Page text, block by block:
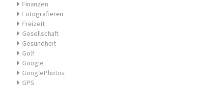
Finanzen
Fotografieren
Freizeit
Gesellschaft
Gesundheit
Golf
Google
GooglePhotos
GPS